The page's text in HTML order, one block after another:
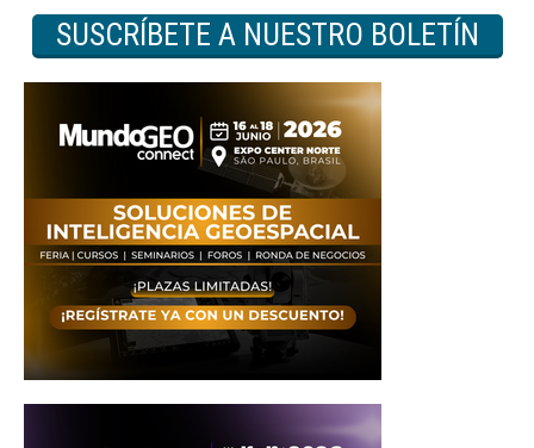
SUSCRÍBETE A NUESTRO BOLETÍN